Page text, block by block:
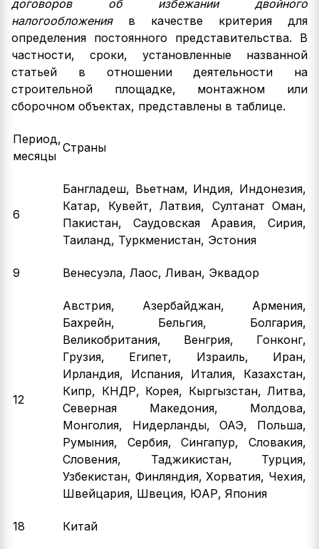
договоров об избежании двойного
налогообложенияв качестве критерия для
определения постоянного представительства. В
частности, сроки, установленные названной
статьей в отношении деятельности на
строительной площадке, монтажном или
сборочном объектах, представлены в таблице.
Период,
месяцы
Страны
6
Бангладеш, Вьетнам, Индия, Индонезия,
Катар, Кувейт, Латвия, Султанат Оман,
Пакистан, Саудовская Аравия, Сирия,
Таиланд, Туркменистан, Эстония
9 Венесуэла, Лаос, Ливан, Эквадор
12
Австрия, Азербайджан, Армения,
Бахрейн, Бельгия, Болгария,
Великобритания, Венгрия, Гонконг,
Грузия, Египет, Израиль, Иран,
Ирландия, Испания, Италия, Казахстан,
Кипр, КНДР, Корея, Кыргызстан, Литва,
Северная Македония, Молдова,
Монголия, Нидерланды, ОАЭ, Польша,
Румыния, Сербия, Сингапур, Словакия,
Словения, Таджикистан, Турция,
Узбекистан, Финляндия, Хорватия, Чехия,
Швейцария, Швеция, ЮАР, Япония
18 Китай